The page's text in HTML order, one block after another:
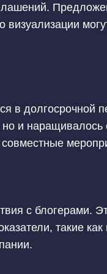
визуализации
в долгосрочной
и
с блогерами.
такие